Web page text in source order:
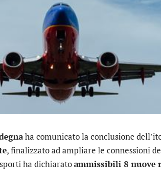
ha comunicato la conclusione
, finalizzato ad ampliare le connessioni
ha dichiaratoammissibili 8 nuove